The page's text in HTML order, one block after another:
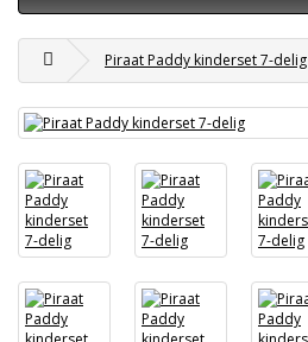
Piraat Paddy kinderset 7-delig